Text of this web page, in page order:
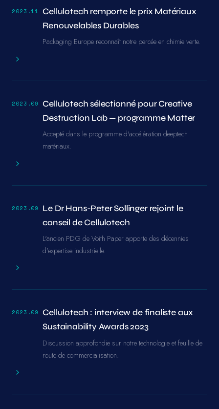
2023.11 Cellulotech remporte le prix Matériaux
Renouvelables Durables
Packaging Europe reconnaît notre percée en chimie verte.
2023.09
Cellulotech sélectionné pour Creative
Destruction Lab — programme Matter
Accepté dans le programme d'accélération deeptech
matériaux.
2023.09
Le Dr Hans-Peter Sollinger rejoint le
conseil de Cellulotech
L'ancien PDG de Voith Paper apporte des décennies
d'expertise industrielle.
2023.09
Cellulotech : interview de finaliste aux
Sustainability Awards 2023
Discussion approfondie sur notre technologie et feuille de
route de commercialisation.